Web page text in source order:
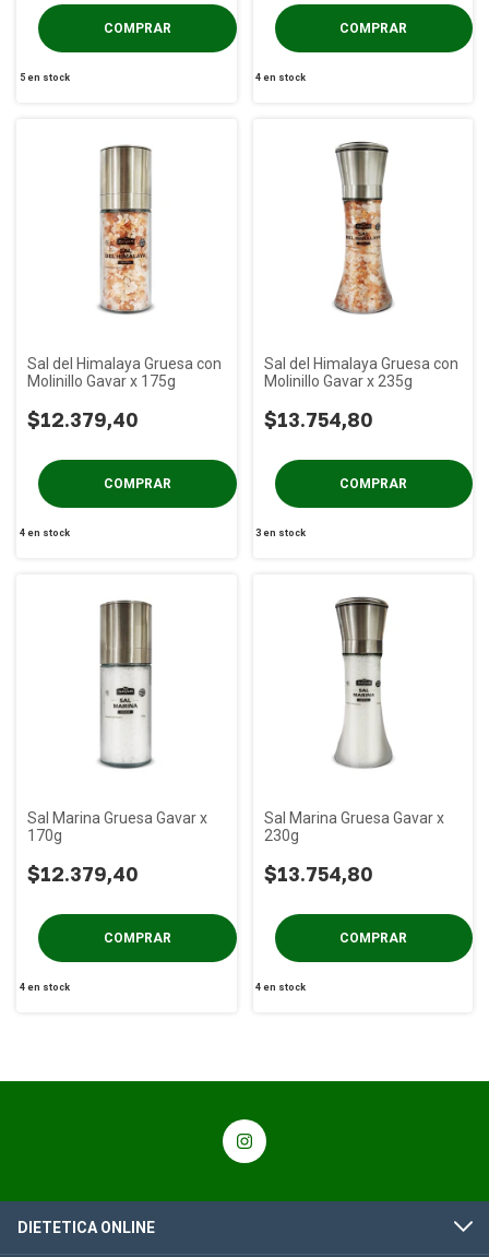
5en stock 4 en stock
Sal del Himalaya Gruesa con
Molinillo Gavar x 175g
$12.379,40
4en stock
Sal del Himalaya Gruesa con
Molinillo Gavar x 235g
$13.754,80
3 en stock
Sal Marina Gruesa Gavar x
170g
$12.379,40
4en stock
Sal Marina Gruesa Gavar x
230g
$13.754,80
4 en stock
DIETETICA ONLINE